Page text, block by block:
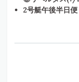
2号艇午後半日便